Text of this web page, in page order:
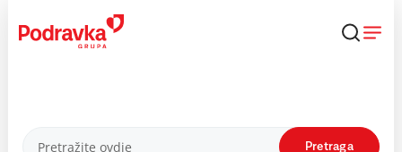
content
Pretraga